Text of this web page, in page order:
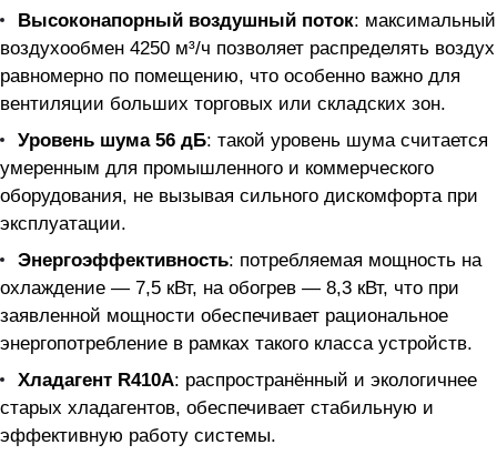
Высоконапорный воздушный поток: максимальный
воздухoобмен 4250 м³/ч позволяет распределять воздух
равномерно по помещению, что особенно важно для
вентиляции больших торговых или складских зон.
Уровень шума 56 дБ: такой уровень шума считается
умеренным для промышленного и коммерческого
оборудования, не вызывая сильного дискомфорта при
эксплуатации.
Энергоэффективность: потребляемая мощность на
охлаждение — 7,5 кВт, на обогрев — 8,3 кВт, что при
заявленной мощности обеспечивает рациональное
энергопотребление в рамках такого класса устройств.
Хладагент R410A: распространённый и экологичнее
старых хладагентов, обеспечивает стабильную и
эффективную работу системы.